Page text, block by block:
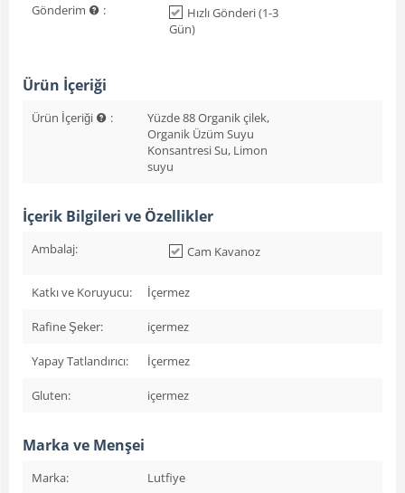
Gönderim :
Hızlı Gönderi (1-3
Gün)
Ürün İçeriği
Ürün İçeriği :
Yüzde 88 Organik çilek,
Organik Üzüm Suyu
Konsantresi Su, Limon
suyu
İçerik Bilgileri ve Özellikler
Ambalaj: Cam Kavanoz
Katkı ve Koruyucu: İçermez
Rafine Şeker: içermez
Yapay Tatlandırıcı: İçermez
Gluten: içermez
Marka ve Menşei
Marka: Lutfiye